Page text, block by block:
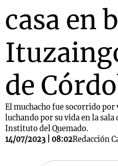
casa en
de
El muchacho fue socorrido por
luchando por su vida en la
Instituto del Quemado.
14/07/2023 | 08:02Redacción